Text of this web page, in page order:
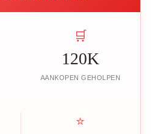
🛒
120K
AANKOPEN GEHOLPEN
⭐